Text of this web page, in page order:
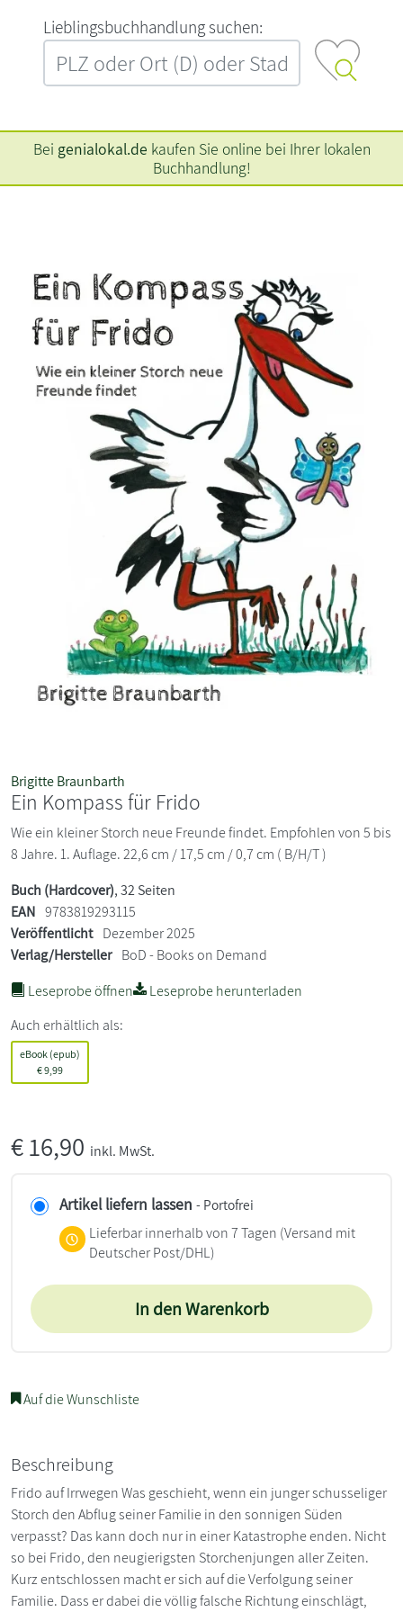
L‍i‍e‍b‍l‍i‍n‍g‍s‍b‍u‍c‍h‍h‍a‍n‍d‍l‍u‍n‍g‍ ‍s‍u‍c‍h‍e‍n‍:‍
Bei genialokal.de kaufen Sie online bei Ihrer lokalen
Buchhandlung!
Brigitte Braunbarth
Ein Kompass für Frido
Wie ein kleiner Storch neue Freunde findet. Empfohlen von 5 bis
8 Jahre. 1. Auflage. 22,6 cm / 17,5 cm / 0,7 cm ( B/H/T )
Buch (Hardcover), 32 Seiten
EAN 9783819293115
Veröffentlicht Dezember 2025
Verlag/Hersteller BoD - Books on Demand
Leseprobe öffnen
Leseprobe herunterladen
Auch erhältlich als:
eBook (epub)
€9,99
€16,90 inkl. MwSt.
Artikel liefern lassen - Portofrei
Lieferbar innerhalb von 7 Tagen (Versand mit
Deutscher Post/DHL)
In den Warenkorb
Auf die Wunschliste
Beschreibung
Frido auf Irrwegen Was geschieht, wenn ein junger schusseliger
Storch den Abflug seiner Familie in den sonnigen Süden
verpasst? Das kann doch nur in einer Katastrophe enden. Nicht
so bei Frido, den neugierigsten Storchenjungen aller Zeiten.
Kurz entschlossen macht er sich auf die Verfolgung seiner
Familie. Dass er dabei die völlig falsche Richtung einschlägt,